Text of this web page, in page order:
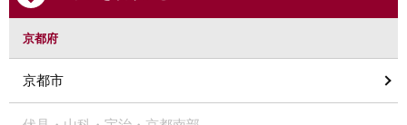
京都府
京都市